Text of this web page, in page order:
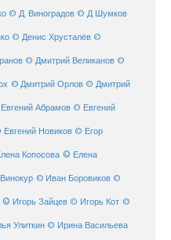
© Д. Виноградов © Д Шумков
© Денис Хрусталёв ©
© Дмитрий Великанов ©
© Дмитрий Орлов © Дмитрий
Абрамов © Евгений
Евгений Новиков © Егор
Копосова © Елена
© Иван Боровиков ©
© Игорь Зайцев © Игорь Кот ©
Улиткин © Ирина Васильева